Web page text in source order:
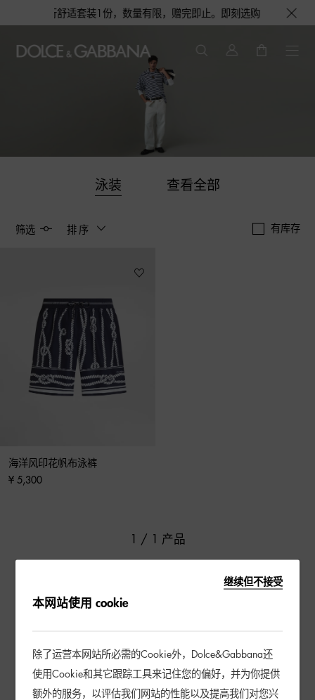
旅行舒适套装1份，数量有限，赠完即止。即刻选购，尊享花呗
泳装 查看全部
筛选 排序 有库存
海洋风印花帆布泳裤
¥ 5,300
1 / 1 产品
继续但不接受
本网站使用 cookie
除了运营本网站所必需的Cookie外，Dolce&Gabbana还
使用Cookie和其它跟踪工具来记住您的偏好，并为你提供
额外的服务，以评估我们网站的性能以及提高我们对您兴